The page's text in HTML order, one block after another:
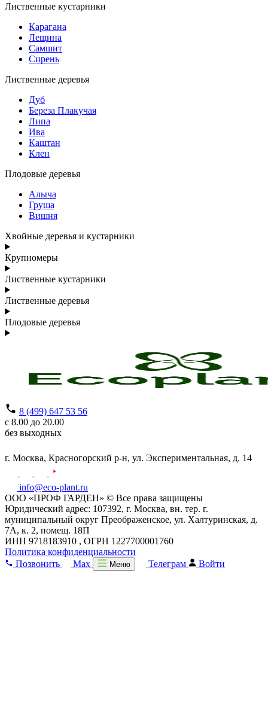
Лиственные кустарники
Карагана
Лещина
Самшит
Сирень
Лиственные деревья
Дуб
Береза Плакучая
Липа
Ива
Каштан
Клен
Плодовые деревья
Алыча
Груша
Вишня
Хвойные деревья и кустарники
Крупномеры
Лиственные кустарники
Лиственные деревья
Плодовые деревья
8 (499) 647 53 56
с 8.00 до 20.00
без выходных
г. Москва, Красногорский р-н, ул. Экспериментальная, д. 14
info@eco-plant.ru
ООО «ПРОФ ГАРДЕН» © Все права защищены
Юридический адрес: 107392, г. Москва, вн. тер. г.
муниципальный округ Преображенское, ул. Халтуринская, д.
7А, к. 2, помещ. 18П
ИНН 9718183910 , ОГРН 1227700001760
Политика конфиденциальности
Позвонить
Max Меню Телеграм Войти